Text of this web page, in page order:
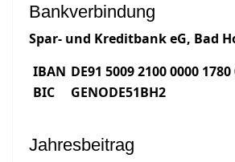
Bankverbindung
Spar- und Kreditbank eG, Bad
IBAN DE91 5009 2100 0000 1780
BIC
GENODE51BH2
Jahresbeitrag